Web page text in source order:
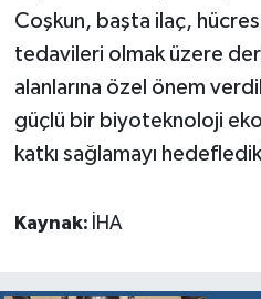
Coşkun, başta ilaç,
tedavileri olmak üzere
alanlarına özel önem
güçlü bir biyoteknoloji
katkı sağlamayı
Kaynak: İHA